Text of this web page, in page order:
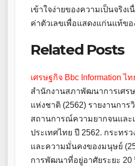
เข้าใจง่ายของความเป็นจริง
ค่าตัวเลขเพื่อแสดงแก่นแท้ขอ
Related Posts
เศรษฐกิจ Bbc Information ไท
สำนักงานสภาพัฒนาการเศร
แห่งชาติ (2562) รายงานการ
สถานการณ์ความยากจนและ
ประเทศไทย ปี 2562. กระทร
และความมั่นคงของมนุษย์
การพัฒนาที่อยู่อาศัยระยะ 20